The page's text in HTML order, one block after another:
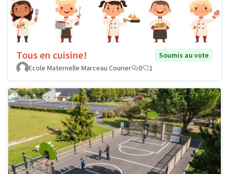
Tous en cuisine!
Soumis au vote
Ecole Maternelle Marceau Courier
0 1